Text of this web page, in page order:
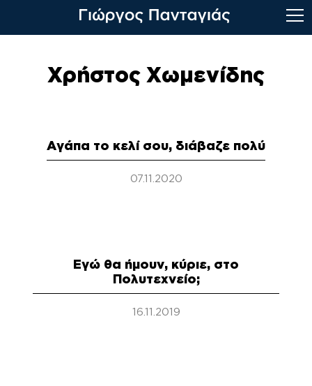
Χρήστος Χωμενίδης
Αγάπα το κελί σου, διάβαζε πολύ
07.11.2020
Εγώ θα ήμουν, κύριε, στο
Πολυτεχνείο;
16.11.2019